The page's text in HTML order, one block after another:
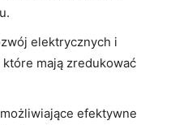
elektrycznych i
mają zredukować
efektywne